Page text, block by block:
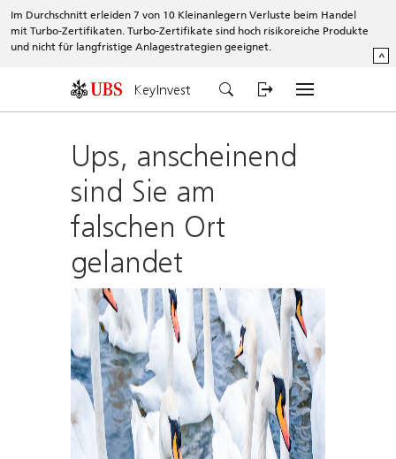
Im Durchschnitt erleiden 7 von 10 Kleinanlegern Verluste beim Handel
mit Turbo-Zertifikaten. Turbo-Zertifikate sind hoch risikoreiche Produkte
und nicht für langfristige Anlagestrategien geeignet.
^
KeyInvest
Ups, anscheinend
sind Sie am
falschen Ort
gelandet